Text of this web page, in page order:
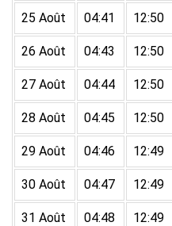
25 Août 04:41 12:50
26 Août 04:43 12:50
27 Août 04:44 12:50
28 Août 04:45 12:50
29 Août 04:46 12:49
30 Août 04:47 12:49
31 Août 04:48 12:49